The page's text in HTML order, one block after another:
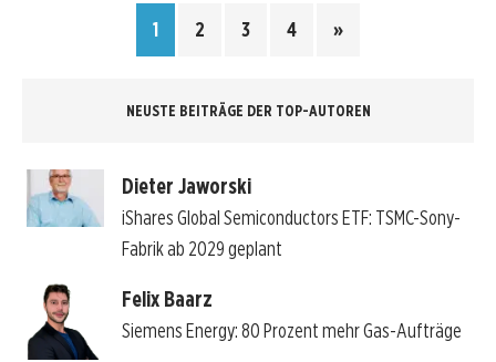
1 2 3 4 »
NEUSTE BEITRÄGE DER TOP-AUTOREN
Dieter Jaworski
iShares Global Semiconductors ETF: TSMC-Sony-
Fabrik ab 2029 geplant
Felix Baarz
Siemens Energy: 80 Prozent mehr Gas-Aufträge